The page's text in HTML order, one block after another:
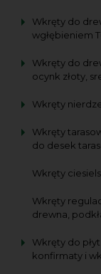
Wkręty do
wgłębieniem
Wkręty do
ocynk złoty,
Wkręty
Wkręty
do desek
Wkręty
Wkręty
drewna,
Wkręty do
konfirmaty i